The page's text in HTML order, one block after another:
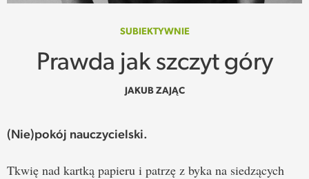
REKOMENDACJE
SŁOWO
FELIETONY
SUBIEKTYWNIE
Prawda jak szczyt góry
JAKUB ZAJĄC
(Nie)pokój nauczycielski.
Tkwię nad kartką papieru i patrzę z byka na siedzących